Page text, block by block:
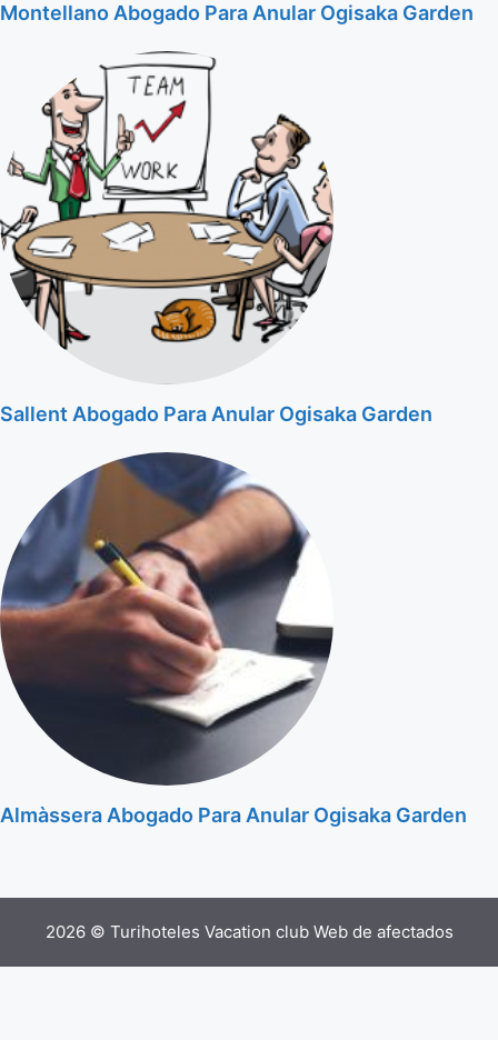
Montellano Abogado Para Anular Ogisaka Garden
Sallent Abogado Para Anular Ogisaka Garden
Almàssera Abogado Para Anular Ogisaka Garden
2026 © Turihoteles Vacation club Web de afectados